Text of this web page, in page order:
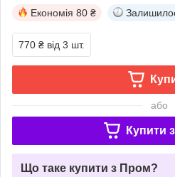
Економія 80 ₴
770 ₴ від 3 шт.
або
Купити з
Що таке купити з Пром?